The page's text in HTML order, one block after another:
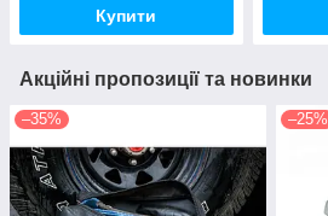
Купити
Акційні пропозиції та новинки
–35% –25%